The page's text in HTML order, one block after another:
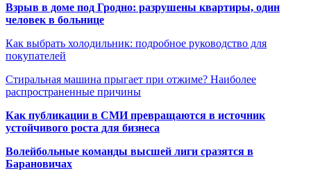
Взрыв в доме под Гродно: разрушены квартиры, один
человек в больнице
Как выбрать холодильник: подробное руководство для
покупателей
Стиральная машина прыгает при отжиме? Наиболее
распространенные причины
Как публикации в СМИ превращаются в источник
устойчивого роста для бизнеса
Волейбольные команды высшей лиги сразятся в
Барановичах